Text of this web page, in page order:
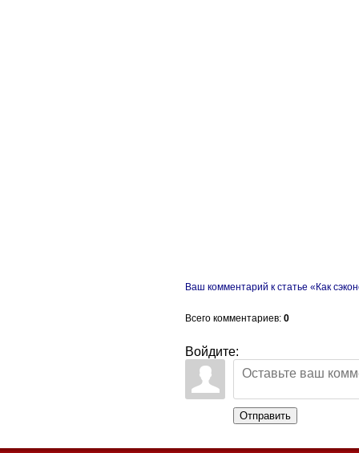
Ваш комментарий к статье «Как
Всего комментариев: 0
Войдите:
Отправить